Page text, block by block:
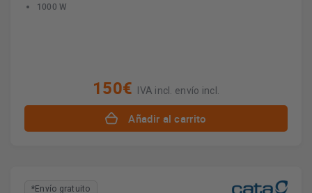
1000 W
150€ IVA incl. envío incl.
Añadir al carrito
*Envío gratuito